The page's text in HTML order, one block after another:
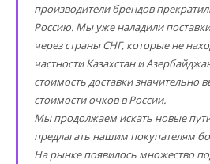
производители брендов
Россию. Мы уже наладили
через страны СНГ, которые не
частности Казахстан и
стоимость доставки значительно
стоимости очков в России.
Мы продолжаем искать новые
предлагать нашим покупателям
На рынке появилось множество